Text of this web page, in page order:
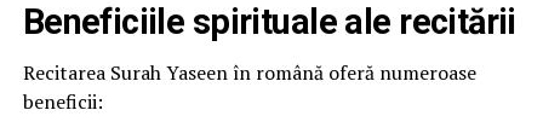
Beneficiile spirituale ale recitării
Recitarea Surah Yaseen în română oferă numeroase
beneficii: